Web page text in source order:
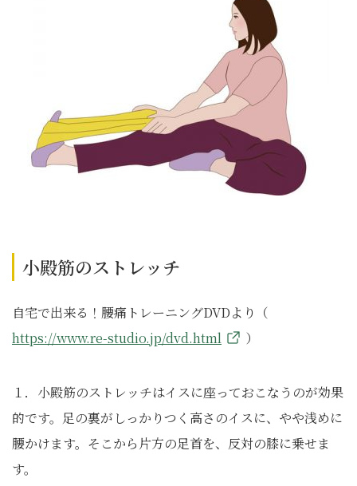
小殿筋のストレッチ
自宅で出来る！腰痛トレーニングDVDより（
https://www.re-studio.jp/dvd.html
）
１．小殿筋のストレッチはイスに座っておこなうのが効果
的です。足の裏がしっかりつく高さのイスに、やや浅めに
腰かけます。そこから片方の足首を、反対の膝に乗せま
す。